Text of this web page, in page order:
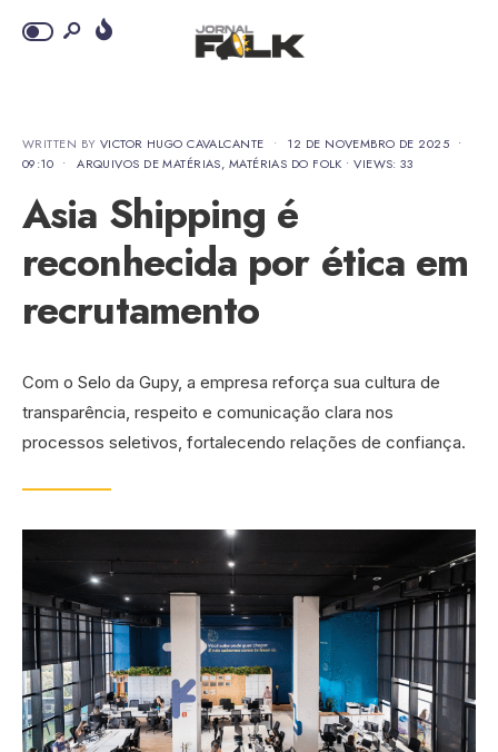
WRITTEN BY VICTOR HUGO CAVALCANTE • 12 DE NOVEMBRO DE 2025 •
09:10 • ARQUIVOS DE MATÉRIAS, MATÉRIAS DO FOLK •VIEWS: 33
Asia Shipping é
reconhecida por ética em
recrutamento
Com o Selo da Gupy, a empresa reforça sua cultura de
transparência, respeito e comunicação clara nos
processos seletivos, fortalecendo relações de confiança.